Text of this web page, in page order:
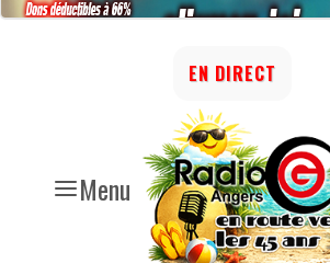
Menu
EN DIRECT